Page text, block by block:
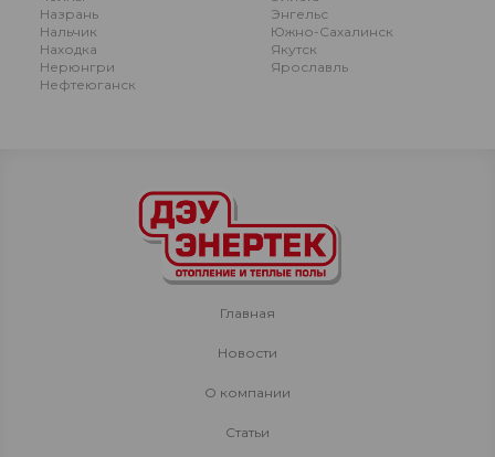
Назрань
Нальчик
Находка
Нерюнгри
Нефтеюганск
Энгельс
Южно-Сахалинск
Якутск
Ярославль
Главная
Новости
О компании
Статьи